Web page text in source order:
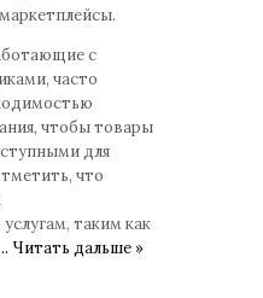
с
часто
чтобы товары
для
что
таким как
Читать дальше »